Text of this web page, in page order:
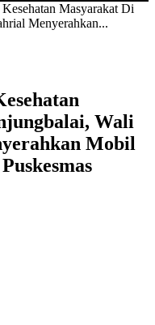
Masyarakat Di
Menyerahkan...
Wali
Mobil